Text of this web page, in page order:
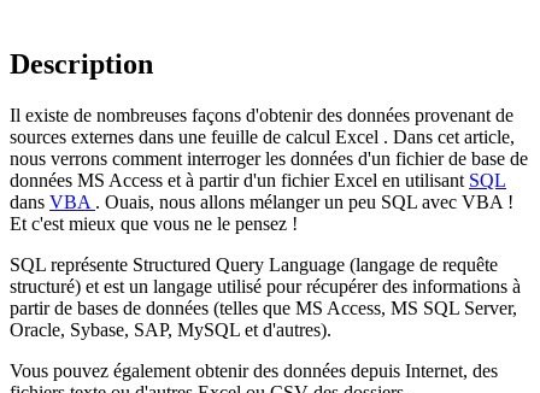
Description
Il existe de nombreuses façons d'obtenir des données provenant de
sources externes dans une feuille de calcul Excel . Dans cet article,
nous verrons comment interroger les données d'un fichier de base de
données MS Access et à partir d'un fichierExcel en utilisant SQL
dans VBA . Ouais, nous allons mélanger un peu SQL avec VBA !
Et c'est mieux que vous ne le pensez !
SQL représente Structured Query Language (langage de requête
structuré) et est un langage utilisé pour récupérer des informations à
partir de bases de données (telles que MS Access, MS SQL Server,
Oracle, Sybase, SAP, MySQL et d'autres).
Vous pouvez également obtenir des données depuis Internet, des